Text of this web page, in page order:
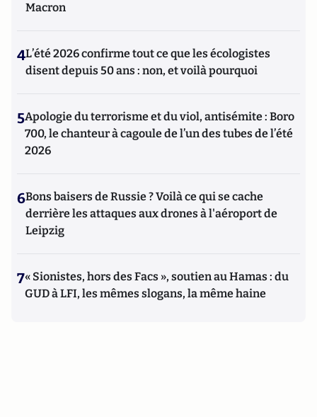
Macron
4L’été 2026 confirme tout ce que les écologistes
disent depuis 50 ans : non, et voilà pourquoi
5Apologie du terrorisme et du viol, antisémite : Boro
700, le chanteur à cagoule de l’un des tubes de l’été
2026
6Bons baisers de Russie ? Voilà ce qui se cache
derrière les attaques aux drones à l'aéroport de
Leipzig
7« Sionistes, hors des Facs », soutien au Hamas : du
GUD à LFI, les mêmes slogans, la même haine